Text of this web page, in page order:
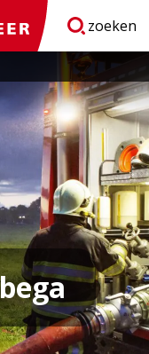
zoeken